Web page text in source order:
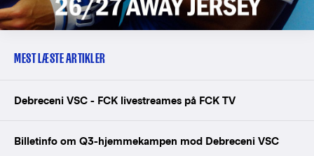
MEST LÆSTE ARTIKLER
Debreceni VSC - FCK livestreames på FCK TV
Billetinfo om Q3-hjemmekampen mod Debreceni VSC